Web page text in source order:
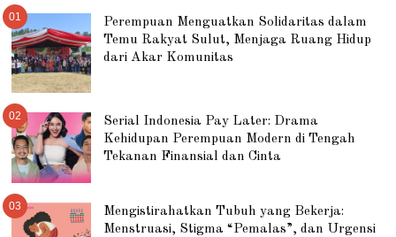
01
Perempuan Menguatkan Solidaritas dalam
Temu Rakyat Sulut, Menjaga Ruang Hidup
dari Akar Komunitas
02
Serial Indonesia Pay Later: Drama
Kehidupan Perempuan Modern di Tengah
Tekanan Finansial dan Cinta
03
Mengistirahatkan Tubuh yang Bekerja:
Menstruasi, Stigma “Pemalas”, dan Urgensi